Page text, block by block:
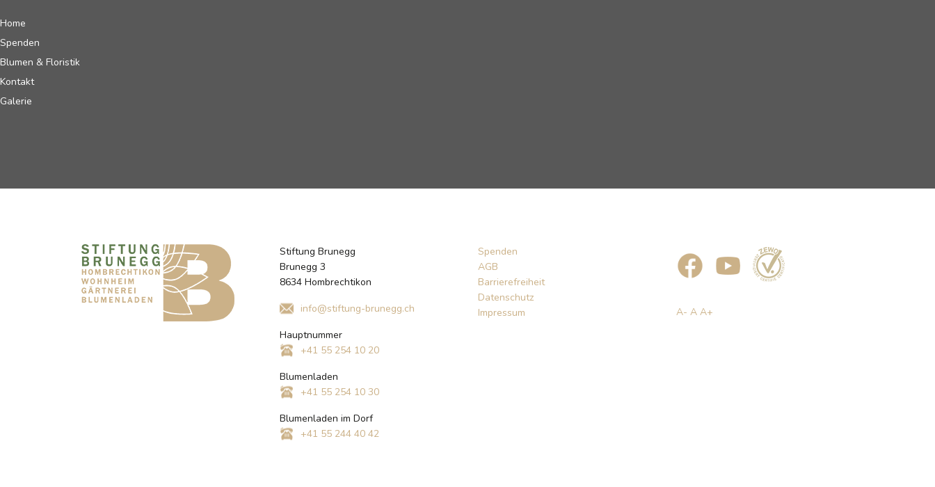
Home
Spenden
Blumen & Floristik
Kontakt
Galerie
Stiftung Brunegg
Brunegg 3
8634 Hombrechtikon
info@stiftung-brunegg.ch
Hauptnummer
+41 55 254 10 20
Blumenladen
+41 55 254 10 30
Blumenladen im Dorf
+41 55 244 40 42
Spenden
AGB
Barrierefreiheit
Datenschutz
Impressum
A- A A+